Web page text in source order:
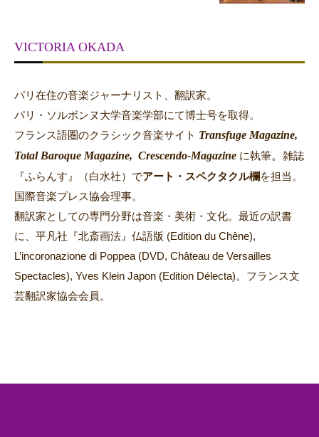
VICTORIA OKADA
パリ在住の音楽ジャーナリスト、翻訳家。
パリ・ソルボンヌ大学音楽学部にて博士号を取得。
フランス語圏のクラシック音楽サイト Transfuge Magazine,
Total Baroque Magazine, Crescendo-Magazine に執筆。 雑誌
『ふらんす』（白水社）でアート・スペクタクル欄を担当。
国際音楽プレス協会理事。
翻訳家としての専門分野は音楽・美術・文化。最近の訳書
に、平凡社『北斎画法』仏語版 (Edition du Chêne),
L’incoronazione di Poppea (DVD, Château de Versailles
Spectacles), Yves Klein Japon (Edition Délecta)。フランス文
芸翻訳家協会会員。